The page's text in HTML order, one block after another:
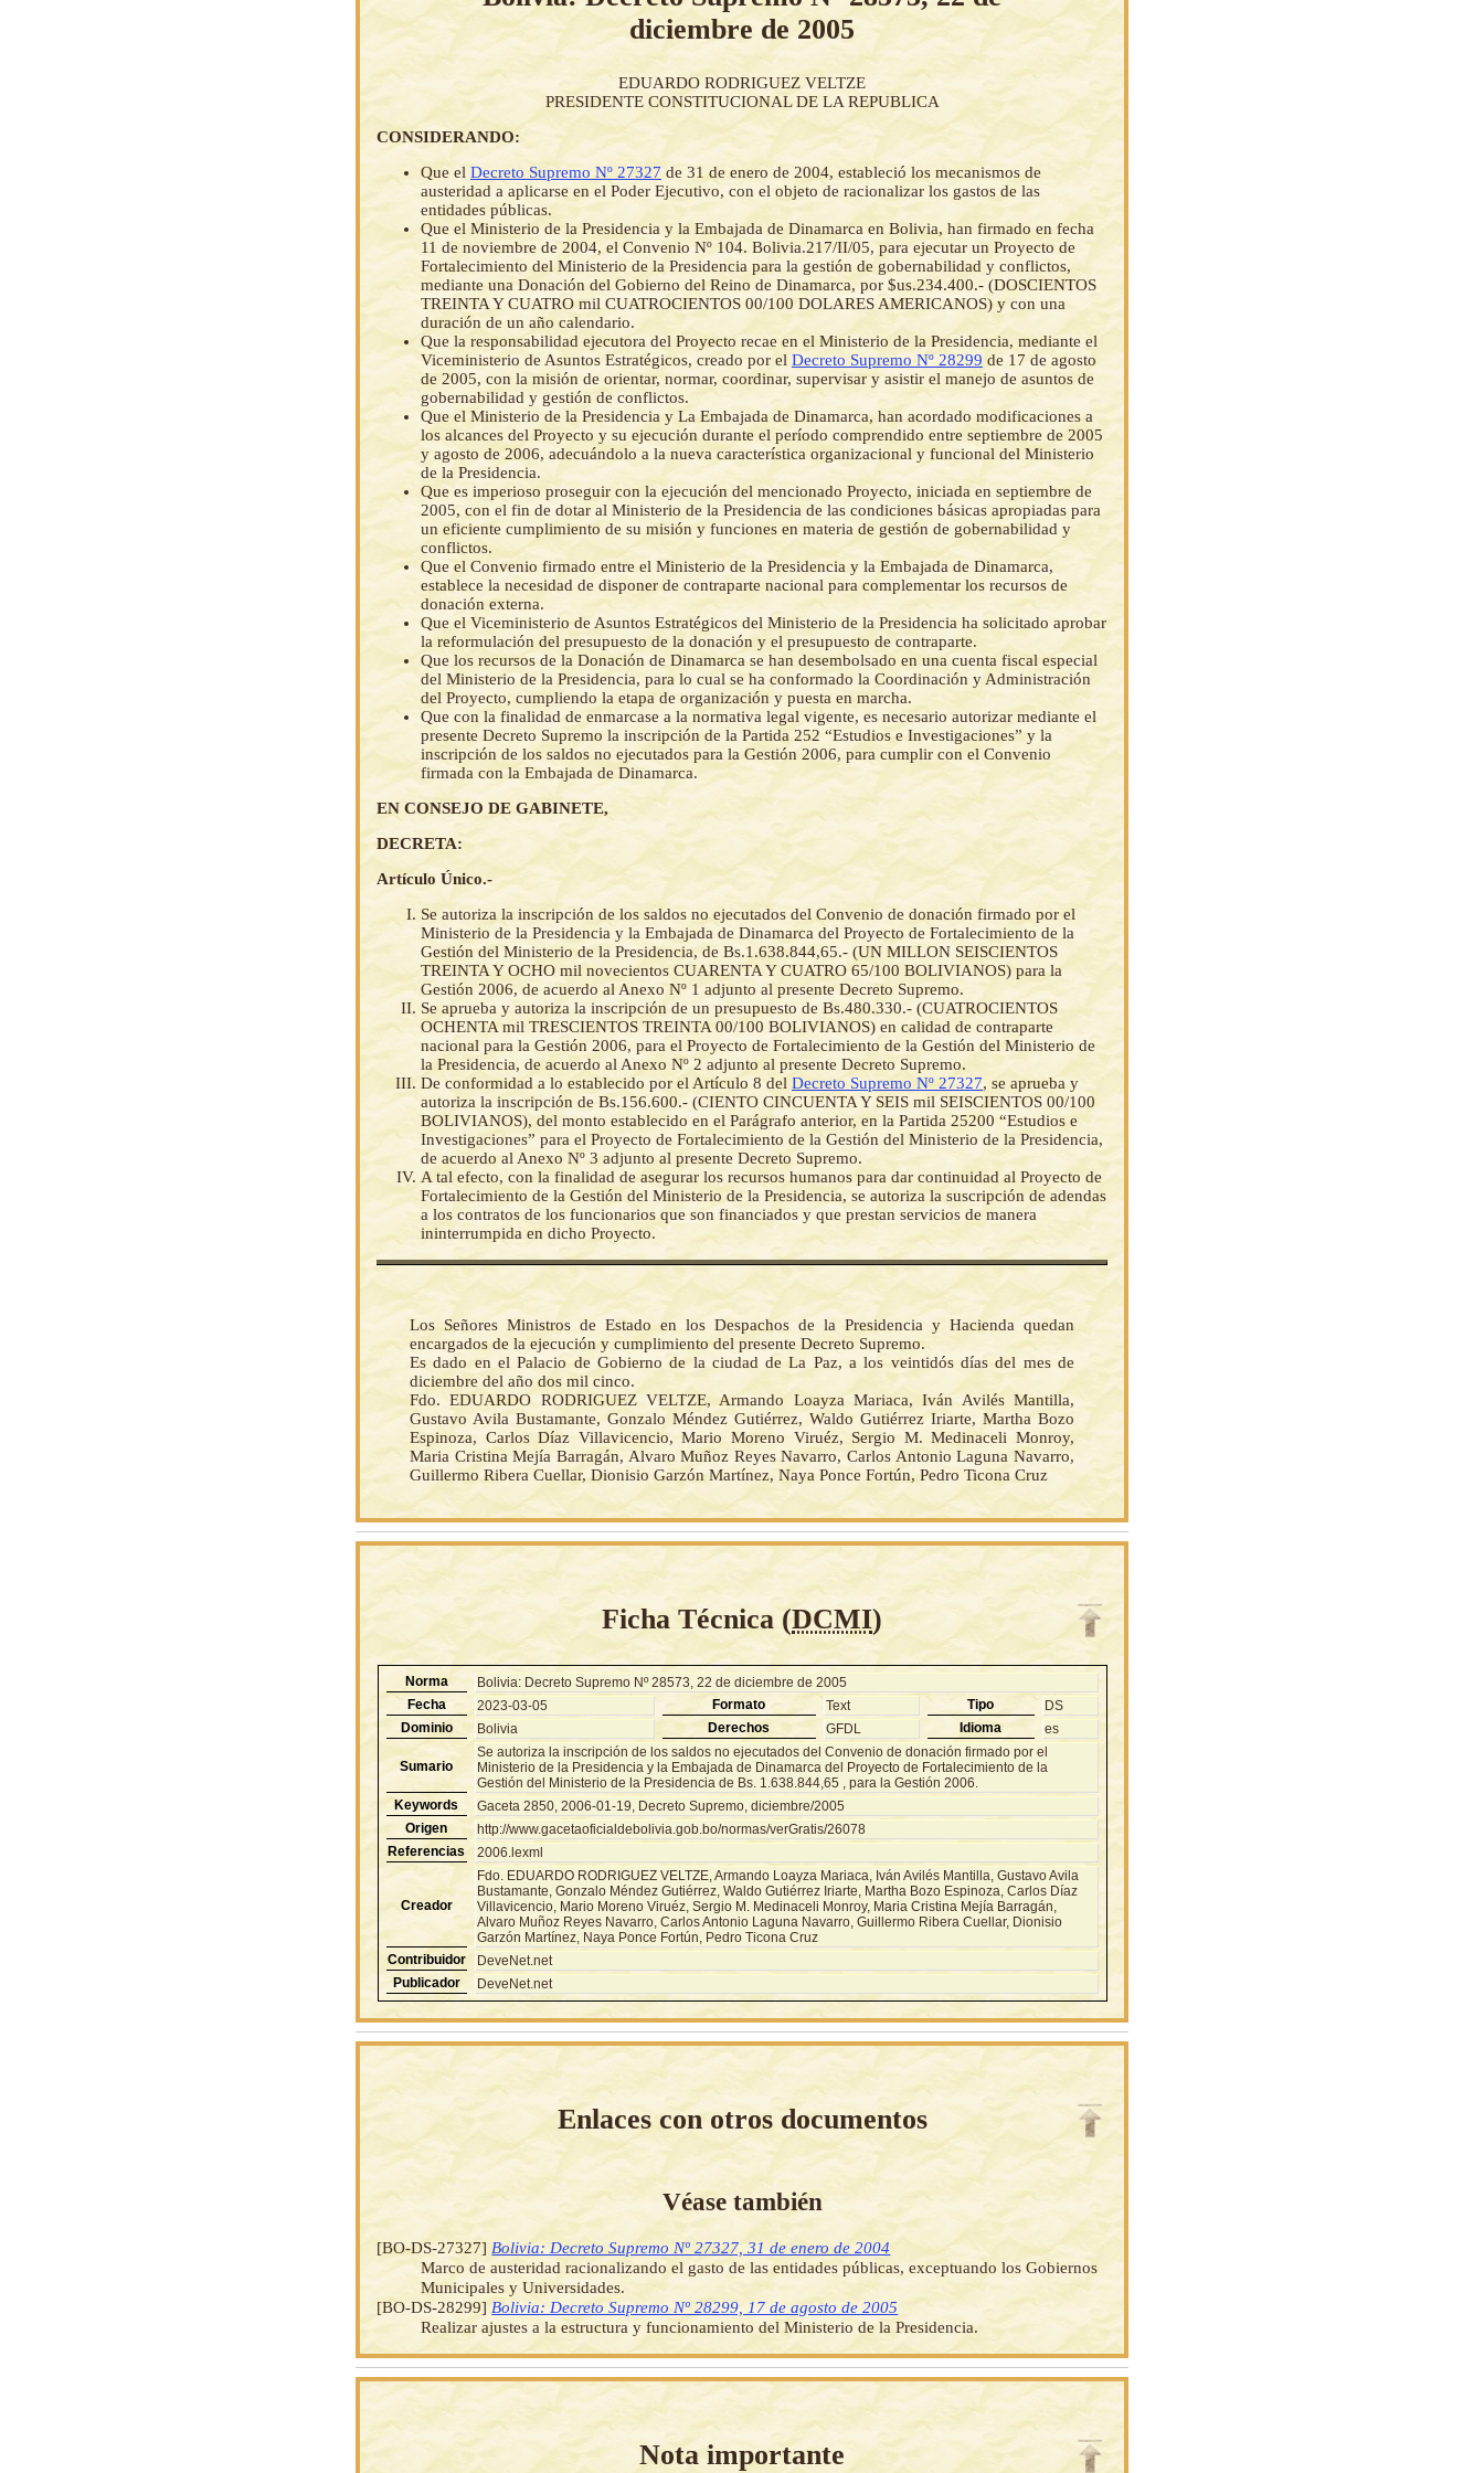
diciembre de 2005
EDUARDO RODRIGUEZ VELTZE
PRESIDENTE CONSTITUCIONAL DE LA REPUBLICA
CONSIDERANDO:
Que el Decreto Supremo Nº 27327 de 31 de enero de 2004, estableció los mecanismos de
austeridad a aplicarse en el Poder Ejecutivo, con el objeto de racionalizar los gastos de las
entidades públicas.
Que el Ministerio de la Presidencia y la Embajada de Dinamarca en Bolivia, han firmado en fecha
11 de noviembre de 2004, el Convenio Nº 104. Bolivia.217/II/05, para ejecutar un Proyecto de
Fortalecimiento del Ministerio de la Presidencia para la gestión de gobernabilidad y conflictos,
mediante una Donación del Gobierno del Reino de Dinamarca, por $us.234.400.- (DOSCIENTOS
TREINTA Y CUATRO mil CUATROCIENTOS 00/100 DOLARES AMERICANOS) y con una
duración de un año calendario.
Que la responsabilidad ejecutora del Proyecto recae en el Ministerio de la Presidencia, mediante el
Viceministerio de Asuntos Estratégicos, creado por el Decreto Supremo Nº 28299 de 17 de agosto
de 2005, con la misión de orientar, normar, coordinar, supervisar y asistir el manejo de asuntos de
gobernabilidad y gestión de conflictos.
Que el Ministerio de la Presidencia y La Embajada de Dinamarca, han acordado modificaciones a
los alcances del Proyecto y su ejecución durante el período comprendido entre septiembre de 2005
y agosto de 2006, adecuándolo a la nueva característica organizacional y funcional del Ministerio
de la Presidencia.
Que es imperioso proseguir con la ejecución del mencionado Proyecto, iniciada en septiembre de
2005, con el fin de dotar al Ministerio de la Presidencia de las condiciones básicas apropiadas para
un eficiente cumplimiento de su misión y funciones en materia de gestión de gobernabilidad y
conflictos.
Que el Convenio firmado entre el Ministerio de la Presidencia y la Embajada de Dinamarca,
establece la necesidad de disponer de contraparte nacional para complementar los recursos de
donación externa.
Que el Viceministerio de Asuntos Estratégicos del Ministerio de la Presidencia ha solicitado aprobar
la reformulación del presupuesto de la donación y el presupuesto de contraparte.
Que los recursos de la Donación de Dinamarca se han desembolsado en una cuenta fiscal especial
del Ministerio de la Presidencia, para lo cual se ha conformado la Coordinación y Administración
del Proyecto, cumpliendo la etapa de organización y puesta en marcha.
Que con la finalidad de enmarcase a la normativa legal vigente, es necesario autorizar mediante el
presente Decreto Supremo la inscripción de la Partida 252 “Estudios e Investigaciones” y la
inscripción de los saldos no ejecutados para la Gestión 2006, para cumplir con el Convenio
firmada con la Embajada de Dinamarca.
EN CONSEJO DE GABINETE,
DECRETA:
Artículo Único.-
Se autoriza la inscripción de los saldos no ejecutados del Convenio de donación firmado por el
Ministerio de la Presidencia y la Embajada de Dinamarca del Proyecto de Fortalecimiento de la
Gestión del Ministerio de la Presidencia, de Bs.1.638.844,65.- (UN MILLON SEISCIENTOS
TREINTA Y OCHO mil novecientos CUARENTA Y CUATRO 65/100 BOLIVIANOS) para la
Gestión 2006, de acuerdo al Anexo Nº 1 adjunto al presente Decreto Supremo.
Se aprueba y autoriza la inscripción de un presupuesto de Bs.480.330.- (CUATROCIENTOS
OCHENTA mil TRESCIENTOS TREINTA 00/100 BOLIVIANOS) en calidad de contraparte
nacional para la Gestión 2006, para el Proyecto de Fortalecimiento de la Gestión del Ministerio de
la Presidencia, de acuerdo al Anexo Nº 2 adjunto al presente Decreto Supremo.
De conformidad a lo establecido por el Artículo 8 del Decreto Supremo Nº 27327, se aprueba y
autoriza la inscripción de Bs.156.600.- (CIENTO CINCUENTA Y SEIS mil SEISCIENTOS 00/100
BOLIVIANOS), del monto establecido en el Parágrafo anterior, en la Partida 25200 “Estudios e
Investigaciones” para el Proyecto de Fortalecimiento de la Gestión del Ministerio de la Presidencia,
de acuerdo al Anexo Nº 3 adjunto al presente Decreto Supremo.
A tal efecto, con la finalidad de asegurar los recursos humanos para dar continuidad al Proyecto de
Fortalecimiento de la Gestión del Ministerio de la Presidencia, se autoriza la suscripción de adendas
a los contratos de los funcionarios que son financiados y que prestan servicios de manera
ininterrumpida en dicho Proyecto.
Los Señores Ministros de Estado en los Despachos de la Presidencia y Hacienda quedan
encargados de la ejecución y cumplimiento del presente Decreto Supremo.
Es dado en el Palacio de Gobierno de la ciudad de La Paz, a los veintidós días del mes de
diciembre del año dos mil cinco.
Fdo. EDUARDO RODRIGUEZ VELTZE, Armando Loayza Mariaca, Iván Avilés Mantilla,
Gustavo Avila Bustamante, Gonzalo Méndez Gutiérrez, Waldo Gutiérrez Iriarte, Martha Bozo
Espinoza, Carlos Díaz Villavicencio, Mario Moreno Viruéz, Sergio M. Medinaceli Monroy,
Maria Cristina Mejía Barragán, Alvaro Muñoz Reyes Navarro, Carlos Antonio Laguna Navarro,
Guillermo Ribera Cuellar, Dionisio Garzón Martínez, Naya Ponce Fortún, Pedro Ticona Cruz
Ficha Técnica (DCMI)
Norma
Bolivia: Decreto Supremo Nº 28573, 22 de diciembre de 2005
Fecha
2023-03-05 Formato Text Tipo
DS
Dominio
Bolivia Derechos GFDL Idioma es
Sumario
Se autoriza la inscripción de los saldos no ejecutados del Convenio de donación firmado por el
Ministerio de la Presidencia y la Embajada de Dinamarca del Proyecto de Fortalecimiento de la
Gestión del Ministerio de la Presidencia de Bs. 1.638.844,65 , para la Gestión 2006.
Keywords
Gaceta 2850, 2006-01-19, Decreto Supremo, diciembre/2005
Origen
http://www.gacetaoficialdebolivia.gob.bo/normas/verGratis/26078
Referencias
2006.lexml
Creador
Fdo. EDUARDO RODRIGUEZ VELTZE, Armando Loayza Mariaca, Iván Avilés Mantilla, Gustavo Avila
Bustamante, Gonzalo Méndez Gutiérrez, Waldo Gutiérrez Iriarte, Martha Bozo Espinoza, Carlos Díaz
Villavicencio, Mario Moreno Viruéz, Sergio M. Medinaceli Monroy, Maria Cristina Mejía Barragán,
Alvaro Muñoz Reyes Navarro, Carlos Antonio Laguna Navarro, Guillermo Ribera Cuellar, Dionisio
Garzón Martínez, Naya Ponce Fortún, Pedro Ticona Cruz
Contribuidor
DeveNet.net
Publicador
DeveNet.net
Enlaces con otros documentos
Véase también
[BO-DS-27327] Bolivia: Decreto Supremo Nº 27327, 31 de enero de 2004
Marco de austeridad racionalizando el gasto de las entidades públicas, exceptuando los Gobiernos
Municipales y Universidades.
[BO-DS-28299] Bolivia: Decreto Supremo Nº 28299, 17 de agosto de 2005
Realizar ajustes a la estructura y funcionamiento del Ministerio de la Presidencia.
Nota importante